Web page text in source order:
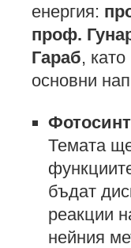
енергия:
проф.
Гараб,
основни
Темата
бъдат
реакции
нейния